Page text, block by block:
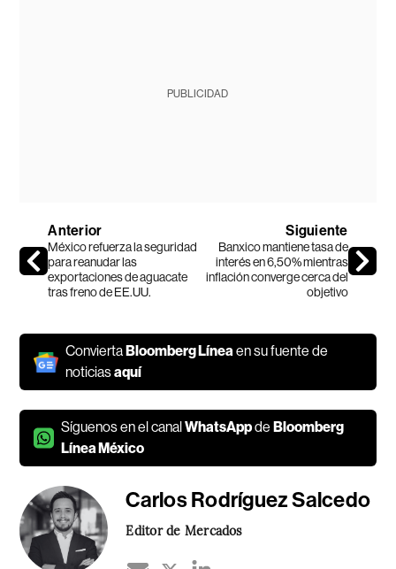
PUBLICIDAD
Anterior
México refuerza la seguridad
para reanudar las
exportaciones de aguacate
tras freno de EE.UU.
Siguiente
Banxico mantiene tasa de
interés en 6,50% mientras
inflación converge cerca del
objetivo
Convierta Bloomberg Líneaen su fuente de
noticiasaquí
Síguenos en el canalWhatsAppde Bloomberg
Línea México
Carlos Rodríguez Salcedo
Editor de Mercados